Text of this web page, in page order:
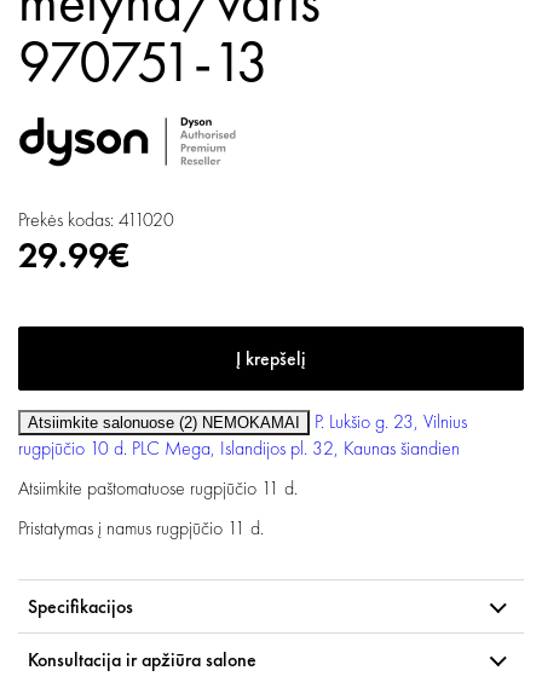
970751-13
Prekės kodas: 411020
29.99€
Atsiimkite salonuose (2) NEMOKAMAI
P. Lukšio g. 23, Vilnius
rugpjūčio 10 d. PLC Mega, Islandijos pl. 32, Kaunasšiandien
Atsiimkite paštomatuose rugpjūčio 11 d.
Pristatymas į namus rugpjūčio 11 d.
Specifikacijos
Konsultacija ir apžiūra salone